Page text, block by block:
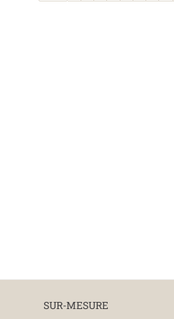
SUR-MESURE